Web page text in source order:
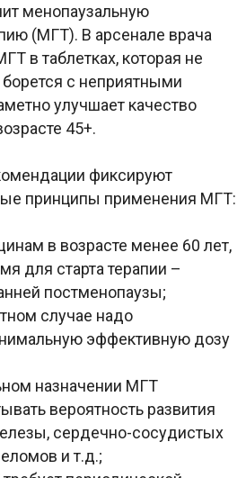
менопаузальную
(МГТ). В арсенале врача
в таблетках, которая не
с неприятными
улучшает качество
45+.
фиксируют
принципы применения МГТ:
в возрасте менее 60 лет,
для старта терапии –
постменопаузы;
случае надо
эффективную дозу
назначении МГТ
вероятность развития
сердечно-сосудистых
и т.д.;